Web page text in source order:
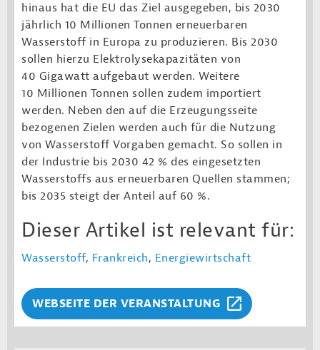
hinaus hat die EU das Ziel ausgegeben, bis 2030
jährlich 10 Millionen Tonnen erneuerbaren
Wasserstoff in Europa zu produzieren. Bis 2030
sollen hierzu Elektrolysekapazitäten von
40 Gigawatt aufgebaut werden. Weitere
10 Millionen Tonnen sollen zudem importiert
werden. Neben den auf die Erzeugungsseite
bezogenen Zielen werden auch für die Nutzung
von Wasserstoff Vorgaben gemacht. So sollen in
der Industrie bis 2030 42 % des eingesetzten
Wasserstoffs aus erneuerbaren Quellen stammen;
bis 2035 steigt der Anteil auf 60 %.
Dieser Artikel ist relevant für:
Wasserstoff, Frankreich, Energiewirtschaft
WEBSEITE DER VERANSTALTUNG